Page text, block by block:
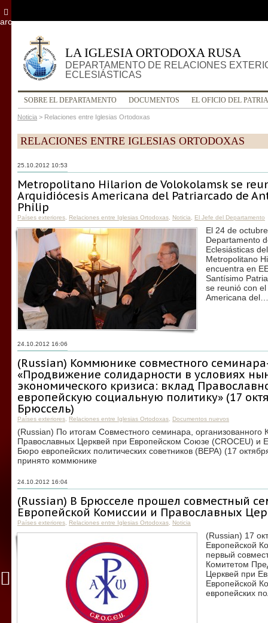
LA IGLESIA ORTODOXA RUSA
DEPARTAMENTO DE RELACIONES
ECLESIÁSTICAS
SOBRE EL DEPARTAMENTO DOCUMENTOS EL OFICIO DEL
Noticia > Relaciones entre Iglesias Ortodoxas
RELACIONES ENTRE IGLESIAS ORTODOXAS
25.10.2012 10:53
Metropolitano Hilarion de Volokolamsk se
Arquidiócesis Americana del Patriarcado de
Philip
Países exteriores Relaciones entre Iglesias Ortodoxas Noticia El Jefe del Departamento
El 24 de
Departamento
Eclesiásticas
Metropolitano
encuentra en
Santísimo
se reunió con
Americana del…
24.10.2012 16:06
(Russian) Коммюнике совместного
«Продвижение солидарности в условиях
экономического кризиса: вклад
европейскую социальную политику» (17
Брюссель)
Países exteriores Relaciones entre Iglesias Ortodoxas Documentos nuevos
(Russian) По итогам Совместного семинара, организованного
Православных Церквей при Европейском Союзе (CROCEU) и
Бюро европейских политических советников (ВЕРА) (17
принято коммюнике
24.10.2012 16:04
(Russian) В Брюсселе прошел совместный
Европейской Комиссии и Православных
Países exteriores Relaciones entre Iglesias Ortodoxas Noticia
(Russian) 17
Европейской
первый
Комитетом
Церквей при
Европейской
европейских
archivo